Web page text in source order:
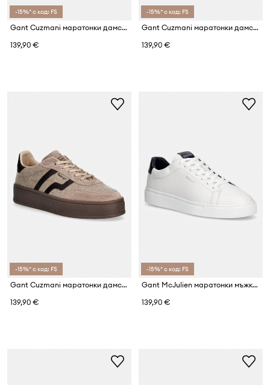
-15%* с код: FS
Gant Cuzmani маратонки дамски
139,90 €
-15%* с код: FS
Gant Cuzmani маратонки дамски от велур
139,90 €
-15%* с код: FS
Gant Cuzmani маратонки дамски
139,90 €
-15%* с код: FS
Gant McJulien маратонки мъжки от кожа
139,90 €